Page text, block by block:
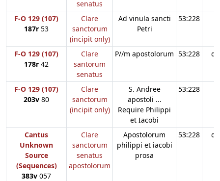
senatus
F-O 129 (107)
187r 53
Clare
sanctorum
(incipit only)
Ad vinula sancti
Petri
53:228
F-O 129 (107)
178r 42
Clare
santorum
senatus
P//m apostolorum 53:228
F-O 129 (107)
203v 80
Clare
sanctorum
(incipit only)
S. Andree
apostoli ...
Require Philippi
et Iacobi
53:228
Cantus
Unknown
Source
(Sequences)
383v 057
Clare
sanctorum
senatus
apostolorum
Apostolorum
philippi et iacobi
prosa
53:228